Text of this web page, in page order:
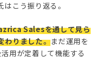
こう振り返る。
Salesを通して見ら
わりました。まだ運用を
用が定着して機能する